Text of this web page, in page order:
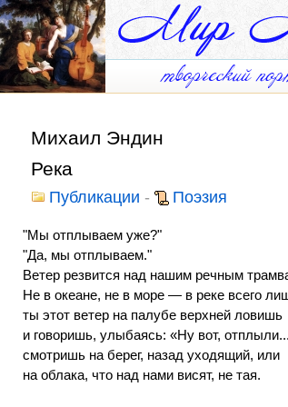
Михаил Эндин
Река
Публикации - Поэзия
"Мы отплываем уже?"
"Да, мы отплываем."
Ветер резвится над нашим речным
Не в океане, не в море — в реке всего
ты этот ветер на палубе верхней ловишь
и говоришь, улыбаясь: «Ну вот,
смотришь на берег, назад уходящий, или
на облака, что над нами висят, не тая.